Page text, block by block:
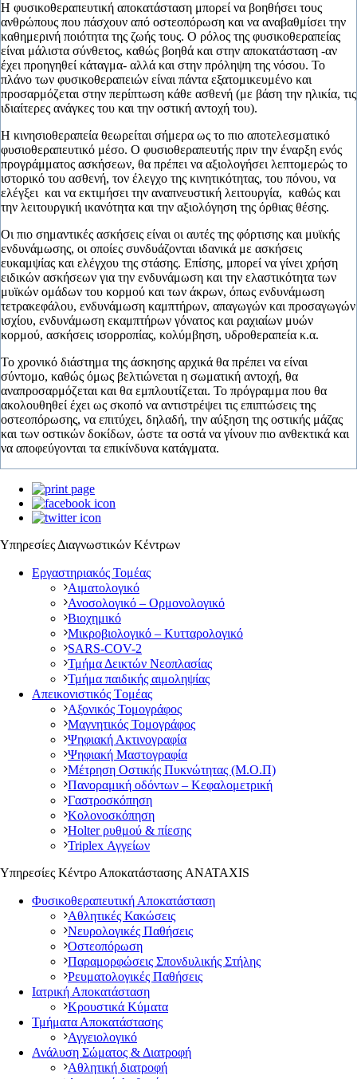
Η φυσικοθεραπευτική αποκατάσταση μπορεί να βοηθήσει τους
ανθρώπους που πάσχουν από οστεοπόρωση και να αναβαθμίσει την
καθημερινή ποιότητα της ζωής τους. Ο ρόλος της φυσικοθεραπείας
είναι μάλιστα σύνθετος, καθώς βοηθά και στην αποκατάσταση -αν
έχει προηγηθεί κάταγμα- αλλά και στην πρόληψη της νόσου. Το
πλάνο των φυσικοθεραπειών είναι πάντα εξατομικευμένο και
προσαρμόζεται στην περίπτωση κάθε ασθενή (με βάση την ηλικία, τις
ιδιαίτερες ανάγκες του και την οστική αντοχή του).
Η κινησιοθεραπεία θεωρείται σήμερα ως το πιο αποτελεσματικό
φυσιοθεραπευτικό μέσο. Ο φυσιοθεραπευτής πριν την έναρξη ενός
προγράμματος ασκήσεων, θα πρέπει να αξιολογήσει λεπτομερώς το
ιστορικό του ασθενή, τον έλεγχο της κινητικότητας, του πόνου, να
ελέγξει και να εκτιμήσει την αναπνευστική λειτουργία, καθώς και
την λειτουργική ικανότητα και την αξιολόγηση της όρθιας θέσης.
Οι πιο σημαντικές ασκήσεις είναι οι αυτές της φόρτισης και μυϊκής
ενδυνάμωσης, οι οποίες συνδυάζονται ιδανικά με ασκήσεις
ευκαμψίας και ελέγχου της στάσης. Επίσης, μπορεί να γίνει χρήση
ειδικών ασκήσεων για την ενδυνάμωση και την ελαστικότητα των
μυϊκών ομάδων του κορμού και των άκρων, όπως ενδυνάμωση
τετρακεφάλου, ενδυνάμωση καμπτήρων, απαγωγών και προσαγωγών
ισχίου, ενδυνάμωση εκαμπτήρων γόνατος και ραχιαίων μυών
κορμού, ασκήσεις ισορροπίας, κολύμβηση, υδροθεραπεία κ.α.
Το χρονικό διάστημα της άσκησης αρχικά θα πρέπει να είναι
σύντομο, καθώς όμως βελτιώνεται η σωματική αντοχή, θα
αναπροσαρμόζεται και θα εμπλουτίζεται. Το πρόγραμμα που θα
ακολουθηθεί έχει ως σκοπό να αντιστρέψει τις επιπτώσεις της
οστεοπόρωσης, να επιτύχει, δηλαδή, την αύξηση της οστικής μάζας
και των οστικών δοκίδων, ώστε τα οστά να γίνουν πιο ανθεκτικά και
να αποφεύγονται τα επικίνδυνα κατάγματα.
Υπηρεσίες Διαγνωστικών Κέντρων
Εργαστηριακός Τομέας
Αιματολογικό
Ανοσολογικό – Ορμονολογικό
Βιοχημικό
Μικροβιολογικό – Κυτταρολογικό
SARS-COV-2
Τμήμα Δεικτών Νεοπλασίας
Τμήμα παιδικής αιμοληψίας
Απεικονιστικός Tομέας
Αξονικός Τομογράφος
Μαγνητικός Τομογράφος
Ψηφιακή Ακτινογραφία
Ψηφιακή Μαστογραφία
Μέτρηση Οστικής Πυκνώτητας (Μ.Ο.Π)
Πανοραμική οδόντων – Κεφαλομετρική
Γαστροσκόπηση
Κολονοσκόπηση
Holter ρυθμού & πίεσης
Triplex Αγγείων
Υπηρεσίες Κέντρο Αποκατάστασης ANATAXIS
Φυσικοθεραπευτική Αποκατάσταση
Αθλητικές Κακώσεις
Νευρολογικές Παθήσεις
Οστεοπόρωση
Παραμορφώσεις Σπονδυλικής Στήλης
Ρευματολογικές Παθήσεις
Ιατρική Αποκατάσταση
Κρουστικά Κύματα
Τμήματα Αποκατάστασης
Αγγειολογικό
Ανάλυση Σώματος & Διατροφή
Αθλητική διατροφή